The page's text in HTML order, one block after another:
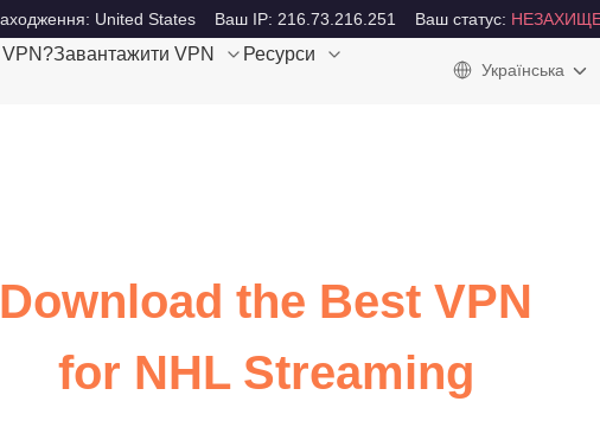
United States Ваш IP: 216.73.216.251 Ваш статус:
Завантажити VPN
Ресурси
Українська
Download the Best VPN
for NHL Streaming